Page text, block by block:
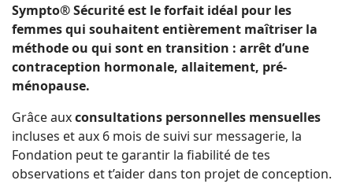
Sympto® Sécurité est le forfait idéal pour les
femmes qui souhaitent entièrement maîtriser la
méthode ou qui sont en transition : arrêt d’une
contraception hormonale, allaitement, pré-
ménopause.
Grâce auxconsultations personnelles mensuelles
incluses et aux 6 mois de suivi sur messagerie, la
Fondation peut te garantir la fiabilité de tes
observations et t’aider dans ton projet de conception.